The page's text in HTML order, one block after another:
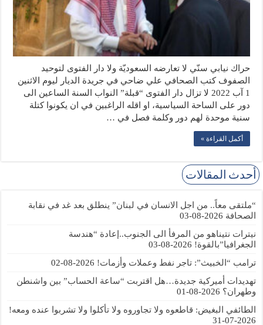
حراك نيابي سنّي لا تعارضه السعوديّة ولا دار الفتوى لتوحيد
الصفوف كتب الصحافي علي ضاحي في جريدة الديار ليوم الاثنين
1 آب 2022 لا تزال دار الفتوى “قبلة” النواب السنة الساعين الى
دور على الساحة السياسية، او اقله الراغبين في ان يكونوا كتلة
سنية موحدة لهم دور وكلمة فصل في …
أكمل القراءة »
أحدث المقالات
“ملتقى معاً.. من اجل الانسان في لبنان” ينطلق بعد غد في نقابة
الصحافة 2026-08-03
نيترات نتيناهو من المرفأ الى الجنوب..إعادة “هندسة
الجغرافيا”بالقوة! 2026-08-03
ترامب “الخبيث”: تاجر نفط وعملات وأزمات! 2026-08-02
تهديدات أميركية جديدة…هل اقتربت “ساعة الحساب” بين واشنطن
وطهران؟ 2026-08-01
الطائفي البغيض: قاطعوه ولا تجاوروه ولا تأكلوا ولا تشربوا عنده ومعه!
2026-07-31